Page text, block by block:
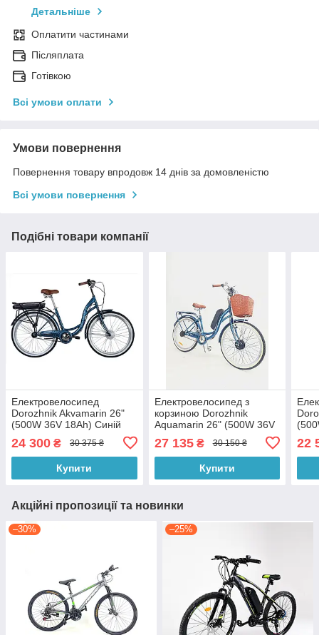
Детальніше
Оплатити частинами
Післяплата
Готівкою
Всі умови оплати
Умови повернення
Повернення товару впродовж 14 днів за домовленістю
Всі умови повернення
Подібні товари компанії
Електровелосипед
Dorozhnik Akvamarin 26"
(500W 36V 18Ah) Синій
24 300 ₴ 30 375 ₴
Купити
Електровелосипед з
корзиною Dorozhnik
Aquamarin 26" (500W 36V
27 135₴ 30 150 ₴
Купити
22
Акційні пропозиції та новинки
–30% –25%